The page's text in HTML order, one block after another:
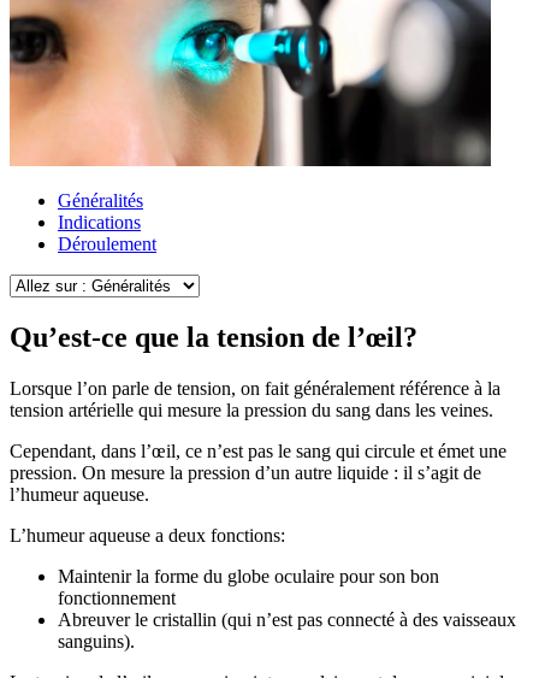
Généralités
Indications
Déroulement
Qu’est-ce que la tension de l’œil?
Lorsque l’on parle de tension, on fait généralement référence à la
tension artérielle qui mesure la pression du sang dans les veines.
Cependant, dans l’œil, ce n’est pas le sang qui circule et émet une
pression. On mesure la pression d’un autre liquide : il s’agit de
l’humeur aqueuse.
L’humeur aqueuse a deux fonctions:
Maintenir la forme du globe oculaire pour son bon
fonctionnement
Abreuver le cristallin (qui n’est pas connecté à des vaisseaux
sanguins).